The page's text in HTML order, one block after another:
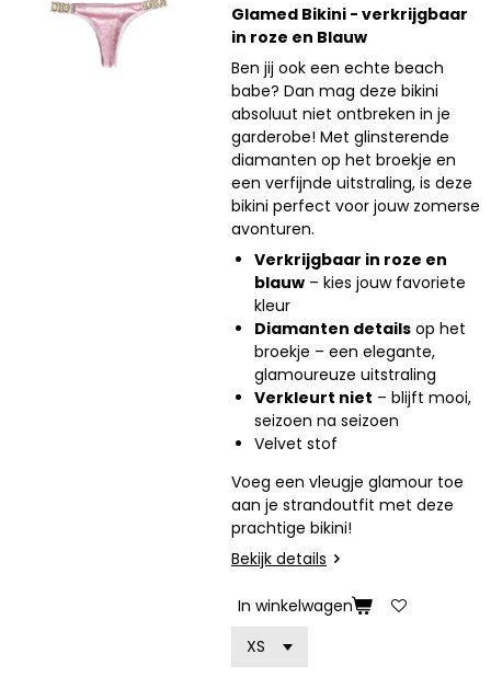
Glamed Bikini - verkrijgbaar
in roze en Blauw
Ben jij ook een echte beach
babe? Dan mag deze bikini
absoluut niet ontbreken in je
garderobe! Met glinsterende
diamanten op het broekje en
een verfijnde uitstraling, is deze
bikini perfect voor jouw zomerse
avonturen.
Verkrijgbaar in roze en
blauw – kies jouw favoriete
kleur
Diamanten details op het
broekje – een elegante,
glamoureuze uitstraling
Verkleurt niet – blijft mooi,
seizoen na seizoen
Velvet stof
Voeg een vleugje glamour toe
aan je strandoutfit met deze
prachtige bikini!
Bekijk details
In winkelwagen